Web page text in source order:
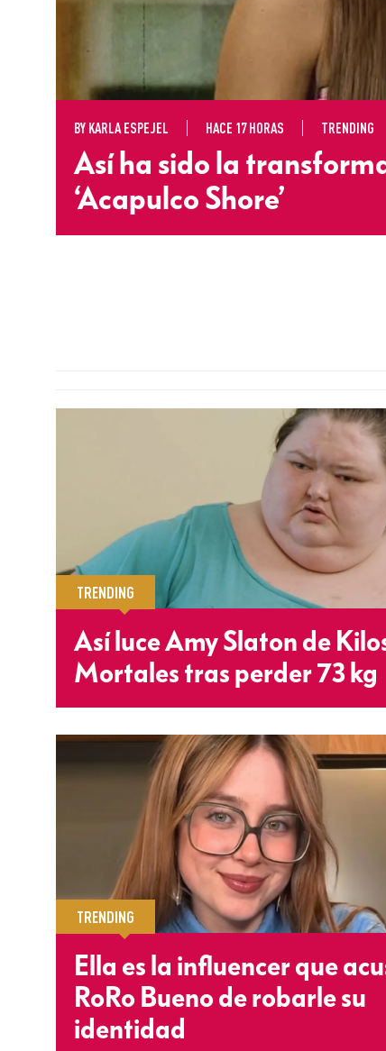
BY KARLA ESPEJEL HACE 17 HORAS TRENDING
Así ha sido la
‘Acapulco Shore’
TRENDING
Así luce Amy Slaton de
Mortales tras perder 73 kg
TRENDING
Ella es la influencer que
RoRo Bueno de robarle su
identidad